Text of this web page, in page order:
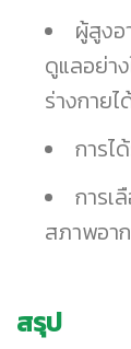
ผู้สูงอ
ดูแลอย่า
ร่างกายไ
การไ
การเ
สภาพอา
สรุป